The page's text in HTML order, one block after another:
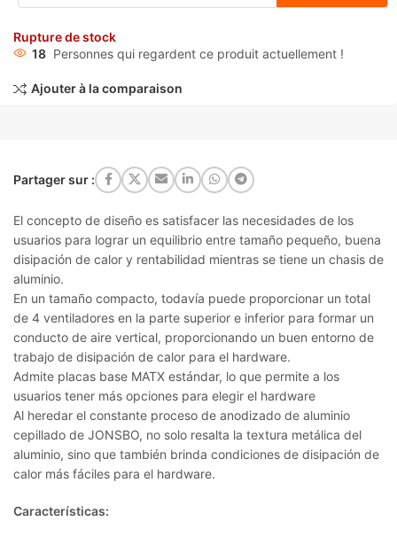
Rupture de stock
18 Personnes qui regardent ce produit actuellement !
Ajouter à la comparaison
Partager sur :
El concepto de diseño es satisfacer las necesidades de los
usuarios para lograr un equilibrio entre tamaño pequeño, buena
disipación de calor y rentabilidad mientras se tiene un chasis de
aluminio.
En un tamaño compacto, todavía puede proporcionar un total
de 4 ventiladores en la parte superior e inferior para formar un
conducto de aire vertical, proporcionando un buen entorno de
trabajo de disipación de calor para el hardware.
Admite placas base MATX estándar, lo que permite a los
usuarios tener más opciones para elegir el hardware
Al heredar el constante proceso de anodizado de aluminio
cepillado de JONSBO, no solo resalta la textura metálica del
aluminio, sino que también brinda condiciones de disipación de
calor más fáciles para el hardware.
Características: